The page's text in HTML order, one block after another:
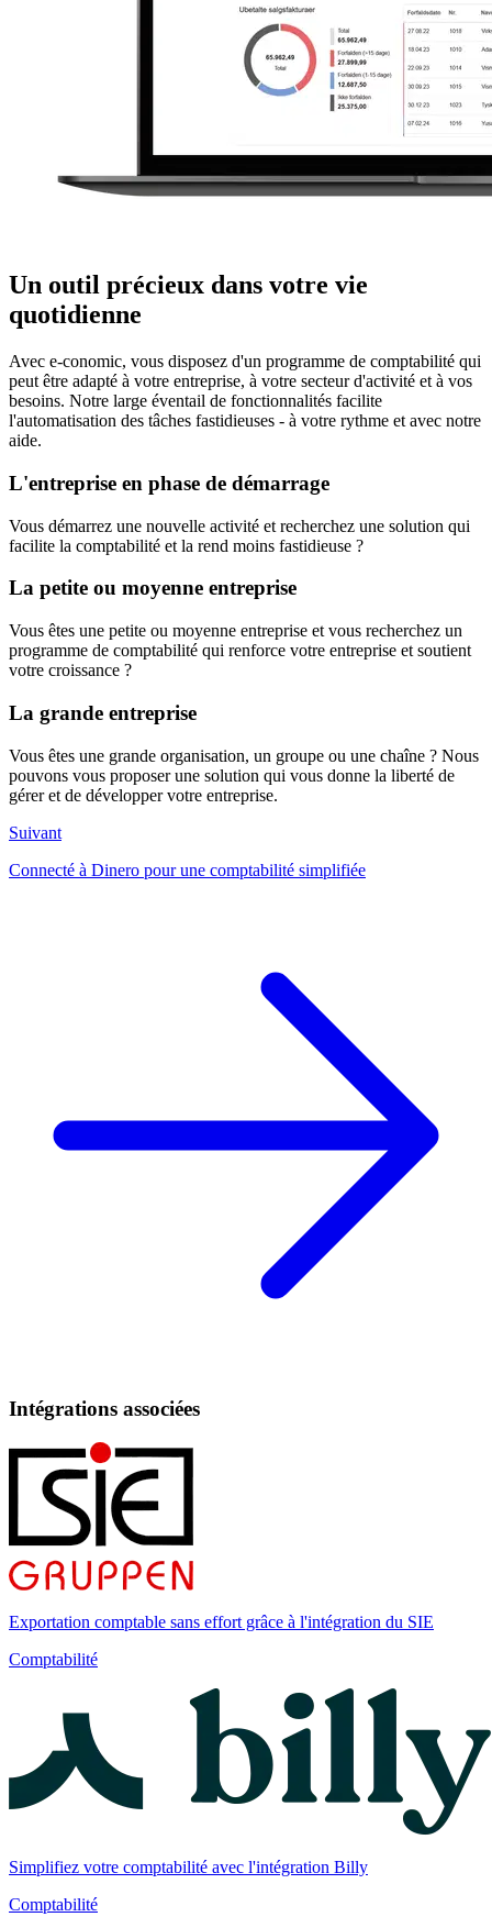
Un outil précieux dans votre vie
quotidienne
Avec e-conomic, vous disposez d'un programme de comptabilité qui
peut être adapté à votre entreprise, à votre secteur d'activité et à vos
besoins. Notre large éventail de fonctionnalités facilite
l'automatisation des tâches fastidieuses - à votre rythme et avec notre
aide.
L'entreprise en phase de démarrage
Vous démarrez une nouvelle activité et recherchez une solution qui
facilite la comptabilité et la rend moins fastidieuse ?
La petite ou moyenne entreprise
Vous êtes une petite ou moyenne entreprise et vous recherchez un
programme de comptabilité qui renforce votre entreprise et soutient
votre croissance ?
La grande entreprise
Vous êtes une grande organisation, un groupe ou une chaîne ? Nous
pouvons vous proposer une solution qui vous donne la liberté de
gérer et de développer votre entreprise.
Suivant
Connecté à Dinero pour une comptabilité simplifiée
Intégrations associées
Exportation comptable sans effort grâce à l'intégration du SIE
Comptabilité
Simplifiez votre comptabilité avec l'intégration Billy
Comptabilité